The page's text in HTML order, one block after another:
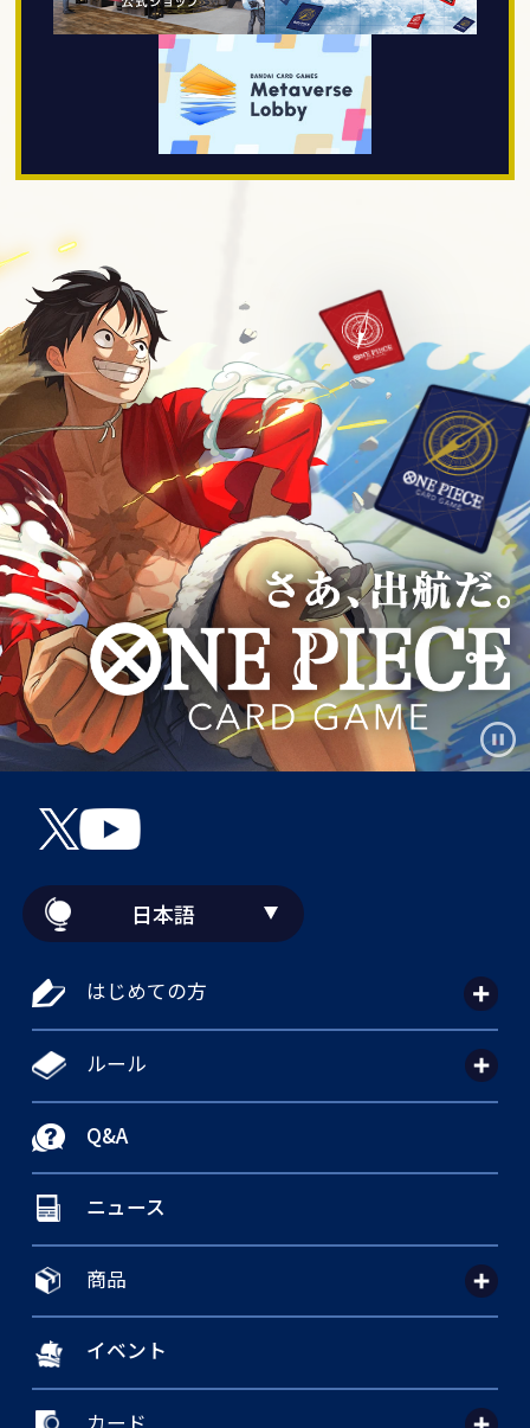
日本語
はじめての方
ルール
Q&A
ニュース
商品
イベント
カード